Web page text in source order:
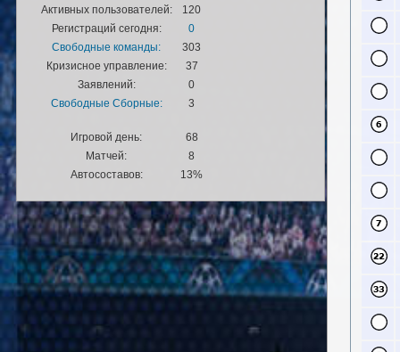
Активных пользователей:
120
Регистраций сегодня:
0
Свободные команды:
303
Кризисное управление:
37
Заявлений:
0
Свободные Сборные:
3
Игровой день:
68
Матчей:
8
Автосоставов:
13%